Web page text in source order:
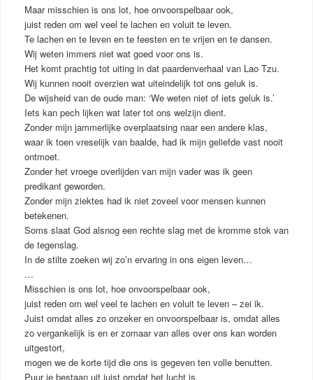
Maar misschien is ons lot, hoe onvoorspelbaar ook,
juist reden om wel veel te lachen en voluit te leven.
Te lachen en te leven en te feesten en te vrijen en te dansen.
Wij weten immers niet wat goed voor ons is.
Het komt prachtig tot uiting in dat paardenverhaal van Lao Tzu.
Wij kunnen nooit overzien wat uiteindelijk tot ons geluk is.
De wijsheid van de oude man: ‘We weten niet of iets geluk is.’
Iets kan pech lijken wat later tot ons welzijn dient.
Zonder mijn jammerlijke overplaatsing naar een andere klas,
waar ik toen vreselijk van baalde, had ik mijn geliefde vast nooit
ontmoet.
Zonder het vroege overlijden van mijn vader was ik geen
predikant geworden.
Zonder mijn ziektes had ik niet zoveel voor mensen kunnen
betekenen.
Soms slaat God alsnog een rechte slag met de kromme stok van
de tegenslag.
In de stilte zoeken wij zo’n ervaring in ons eigen leven…
…
Misschien is ons lot, hoe onvoorspelbaar ook,
juist reden om wel veel te lachen en voluit te leven – zei ik.
Juist omdat alles zo onzeker en onvoorspelbaar is, omdat alles
zo vergankelijk is en er zomaar van alles over ons kan worden
uitgestort,
mogen we de korte tijd die ons is gegeven ten volle benutten.
Puur je bestaan uit juist omdat het lucht is.